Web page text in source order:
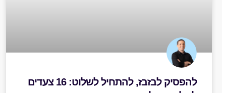
להפסיק לבזבז, להתחיל לשלוט: 16 צעדים